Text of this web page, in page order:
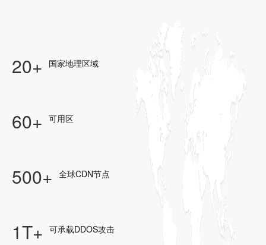
20+ 国家地理区域
60+ 可用区
500+ 全球CDN节点
1T+ 可承载DDOS攻击